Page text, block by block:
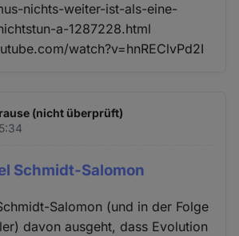
nichts-weiter-ist-als-eine-
a-1287228.html
watch?v=hnREClvPd2I
(nicht überprüft)
Schmidt-Salomon
Salomon (und in der Folge
davon ausgeht, dass Evolution